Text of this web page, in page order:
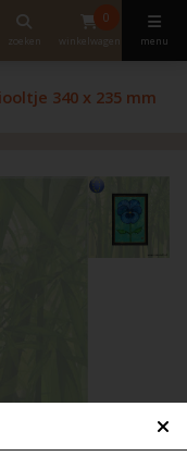
zoeken
0
winkelwagen menu
340 x 235 mm